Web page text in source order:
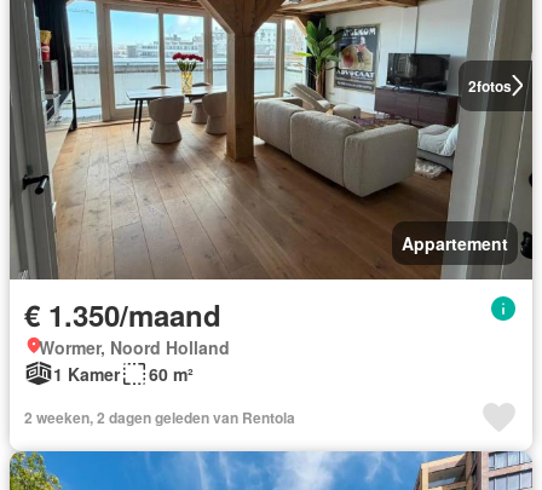
2fotos
Appartement
€ 1.350/maand
Wormer, Noord Holland
1 Kamer
60 m²
2 weeken, 2 dagen geleden van Rentola